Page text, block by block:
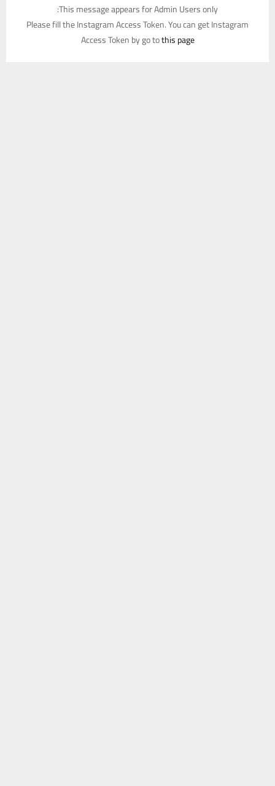
This message appears for Admin Users only:
Please fill the Instagram Access Token. You can get Instagram
Access Token by go tothis page